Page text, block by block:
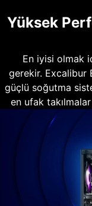
Yüksek
En iyisi olmak
gerekir. Excalibur
güçlü soğutma
en ufak